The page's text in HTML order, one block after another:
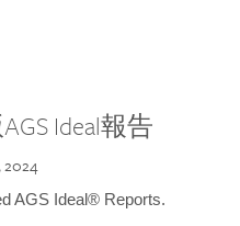
Ideal報告
2024
AGS Ideal® Reports.